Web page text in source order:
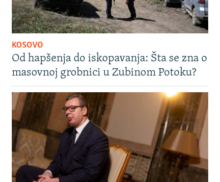
KOSOVO
Od hapšenja do iskopavanja: Šta se zna o
masovnoj grobnici u Zubinom Potoku?